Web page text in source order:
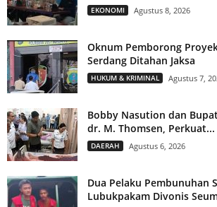
EKONOMI Agustus 8, 2026
Oknum Pemborong
Serdang Ditahan Jaksa
HUKUM & KRIMINAL Agustus 7,
Bobby Nasution dan
dr. M. Thomsen, Perkuat...
DAERAH Agustus 6, 2026
Dua Pelaku Pembunuhan
Lubukpakam Divonis